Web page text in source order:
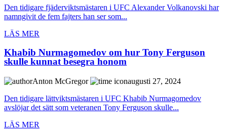
Den tidigare fjäderviktsmästaren i UFC Alexander Volkanovski har
namngivit de fem fajters han ser som...
LÄS MER
Khabib Nurmagomedov om hur Tony Ferguson
skulle kunnat besegra honom
Anton McGregor
augusti 27, 2024
Den tidigare lättviktsmästaren i UFC Khabib Nurmagomedov
avslöjar det sätt som veteranen Tony Ferguson skulle...
LÄS MER